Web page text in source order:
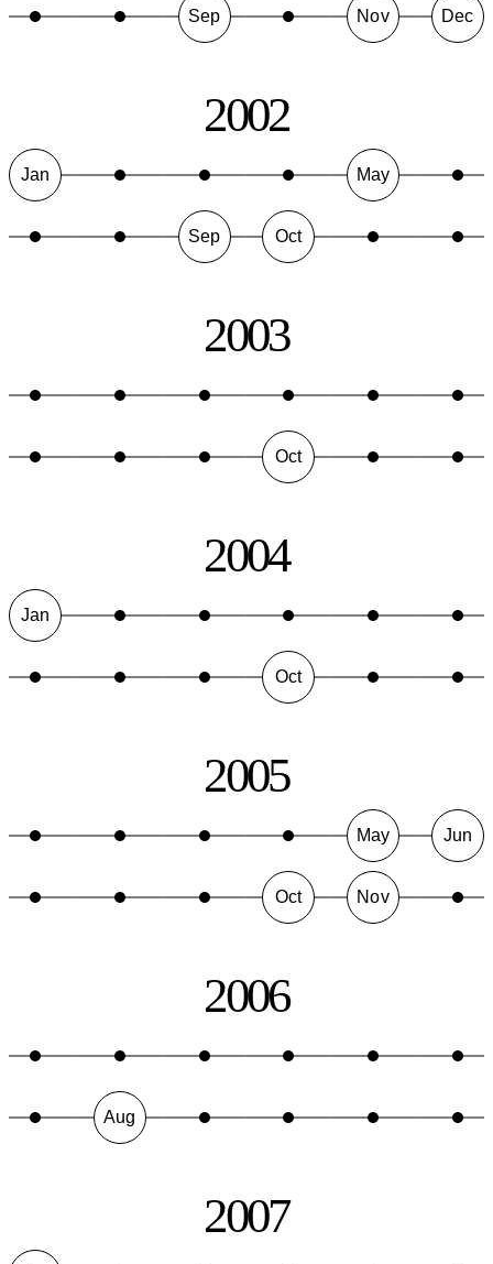
Sep Nov Dec
2002
Jan May
Sep Oct
2003
Oct
2004
Jan
Oct
2005
May Jun
Oct Nov
2006
Aug
2007